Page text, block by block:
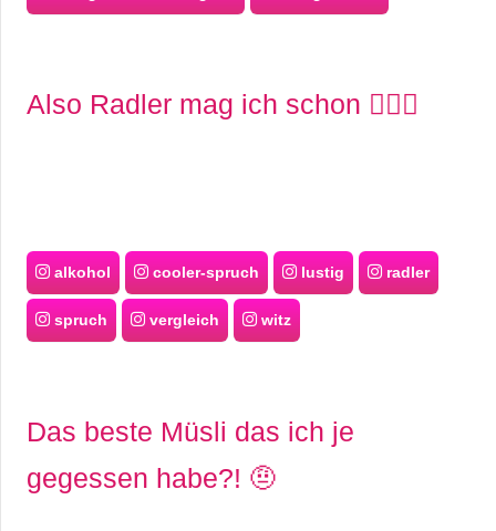
Also Radler mag ich schon 🧝🏻‍♂️
alkohol cooler-spruch lustig radler
spruch vergleich witz
Das beste Müsli das ich je
gegessen habe?! 🤨